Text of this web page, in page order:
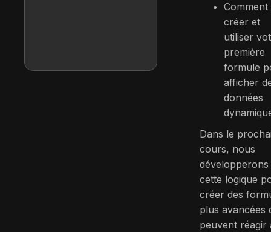
Comment
créer et
utiliser
première
formule
afficher
données
Dans le
cours, nous
développerons
cette logique
créer des
plus avancées
peuvent réagir